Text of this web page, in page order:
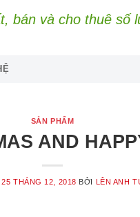
bán và cho thuê
SẢN PHẨM
AND
25 THÁNG 12, 2018 BỞI LÊN ANH